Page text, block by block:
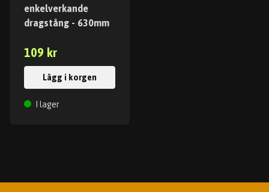
enkelverkande
dragstång - 630mm
109 kr
Lägg i korgen
I lager